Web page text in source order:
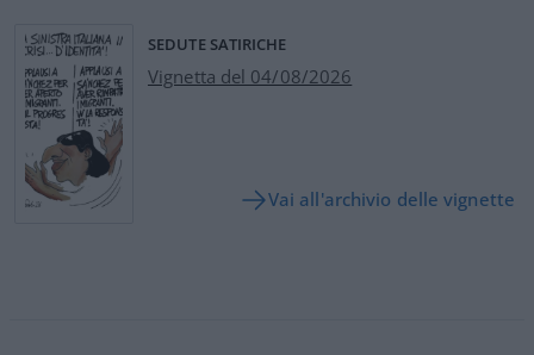
SEDUTE SATIRICHE
Vignetta del 04/08/2026
Vai all'archivio delle vignette